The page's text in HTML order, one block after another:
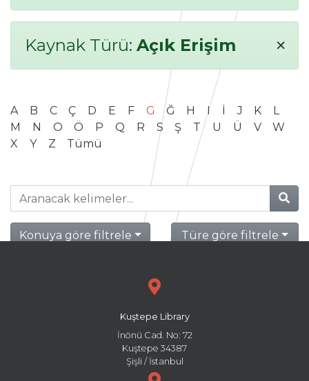
Kaynak Türü: Açık Erişim ×
A B C Ç D E F G Ğ H I İ J K
L
M
N O Ö P Q R S Ş T U Ü V
W
X
Y Z Tümü
Konuya göre filtrele Türe göre filtrele
Kuştepe Library
İnönü Cad. No: 72
Kuştepe 34387
Şişli / İstanbul